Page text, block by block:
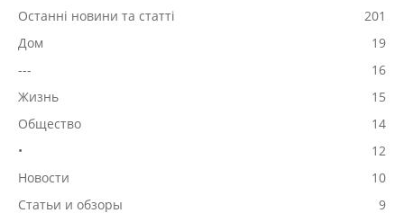
Останні новини та статті
201
Дом
19
---
16
Жизнь
15
Общество
14
•
12
Новости
10
Статьи и обзоры
9